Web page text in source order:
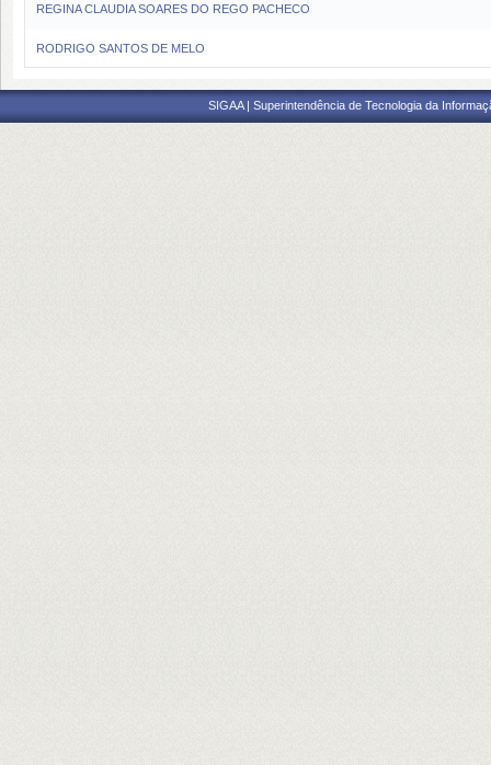
REGINA CLAUDIA SOARES DO REGO PACHECO
RODRIGO SANTOS DE MELO
SIGAA | Superintendência de Tecnologia da